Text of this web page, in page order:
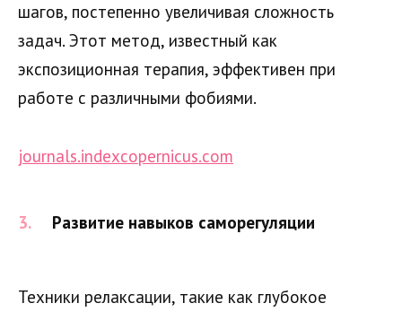
шагов, постепенно увеличивая сложность
задач. Этот метод, известный как
экспозиционная терапия, эффективен при
работе с различными фобиями.
journals.indexcopernicus.com
Развитие навыков саморегуляции
Техники релаксации, такие как глубокое